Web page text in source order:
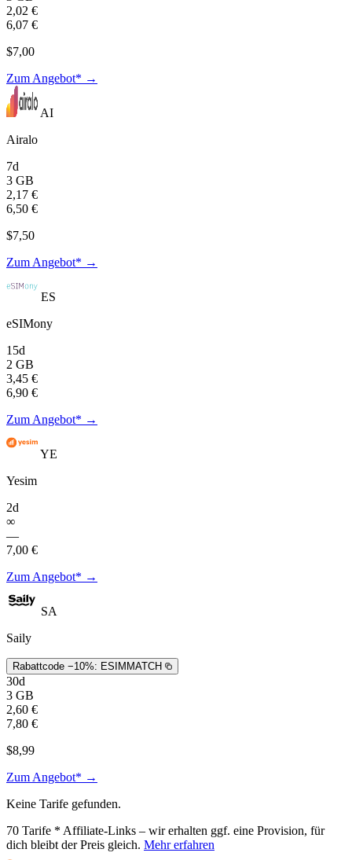
2,02 €
6,07 €
$7,00
Zum Angebot* →
AI
Airalo
7d
3 GB
2,17 €
6,50 €
$7,50
Zum Angebot* →
ES
eSIMony
15d
2 GB
3,45 €
6,90 €
Zum Angebot* →
YE
Yesim
2d
∞
—
7,00 €
Zum Angebot* →
SA
Saily
Rabattcode −10%: ESIMMATCH
30d
3 GB
2,60 €
7,80 €
$8,99
Zum Angebot* →
Keine Tarife gefunden.
70 Tarife * Affiliate-Links – wir erhalten ggf. eine Provision, für
dich bleibt der Preis gleich. Mehr erfahren